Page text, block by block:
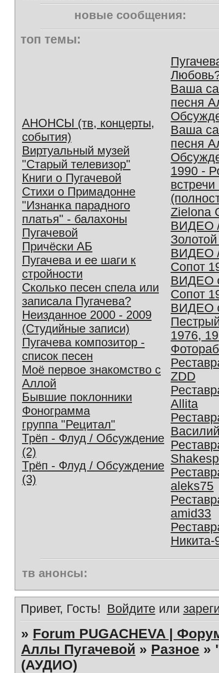
новые сообщения:
топ темы:
АНОНСЫ (тв, концерты,
события)
Виртуальный музей
"Старый телевизор"
Книги о Пугачевой
Стихи о Примадонне
"Изнанка парадного
платья" - балахоны
Пугачевой
Причёски АБ
Пугачева и ее шаги к
стройности
Сколько песен спела или
записала Пугачева?
Неизданное 2000 - 2009
(Студийные записи)
Пугачева композитор -
список песен
Моё первое знакомство с
Аллой
Бывшие поклонники
Фонограмма
группа "Рецитал"
Трёп - Флуд / Обсуждение
(2)
Трёп - Флуд / Обсуждение
(3)
Ваша
песня
Ваша
песня
1990 -
Zielona
ВИДЕО
ВИДЕО
Сопот
ВИДЕО
Сопот
ВИДЕО
1976,
ZDD
Allita
aleks75
amid33
Никита-
тв анонсы:
Привет, Гость! Войдите или
» Forum PUGACHEVA |
Аллы Пугачевой » Разное »
(АУДИО)